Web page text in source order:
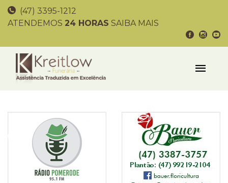
(47) 3395-1212
ATENDEMOS 24 HORAS SAIBA MAIS